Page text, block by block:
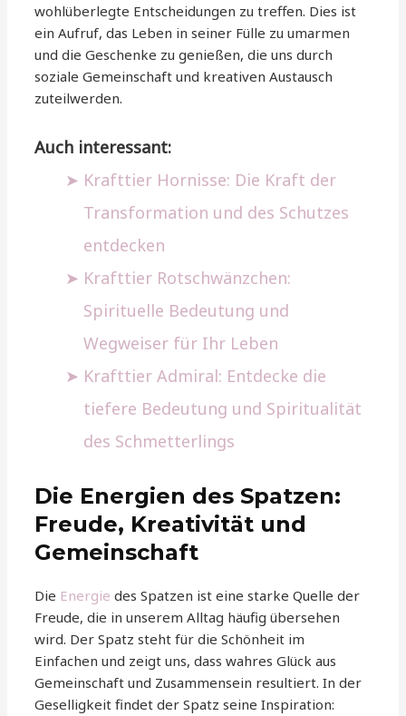
wohlüberlegte Entscheidungen zu treffen. Dies ist
ein Aufruf, das Leben in seiner Fülle zu umarmen
und die Geschenke zu genießen, die uns durch
soziale Gemeinschaft und kreativen Austausch
zuteilwerden.
Auch interessant:
Krafttier Hornisse: Die Kraft der
Transformation und des Schutzes
entdecken
Krafttier Rotschwänzchen:
Spirituelle Bedeutung und
Wegweiser für Ihr Leben
Krafttier Admiral: Entdecke die
tiefere Bedeutung und Spiritualität
des Schmetterlings
Die Energien des Spatzen:
Freude, Kreativität und
Gemeinschaft
Die Energie des Spatzen ist eine starke Quelle der
Freude, die in unserem Alltag häufig übersehen
wird. Der Spatz steht für die Schönheit im
Einfachen und zeigt uns, dass wahres Glück aus
Gemeinschaft und Zusammensein resultiert. In der
Geselligkeit findet der Spatz seine Inspiration: